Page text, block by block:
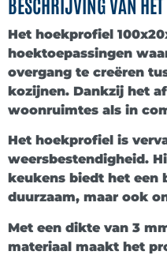
Het hoekprofiel
hoektoepassingen
overgang te creëren
kozijnen. Dankzij het
woonruimtes als in
Het hoekprofiel is
weersbestendigheid.
keukens biedt het
duurzaam, maar ook
Met een dikte van 3
materiaal maakt het